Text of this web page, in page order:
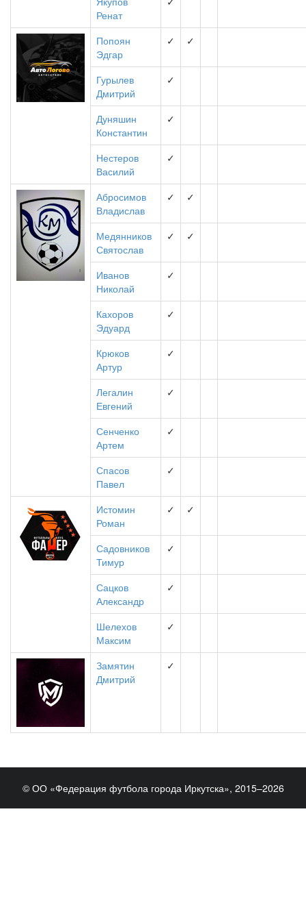
Ренат
Попоян
Эдгар
✓ ✓
Гурылев
Дмитрий
✓
Дуняшин
Константин
✓
Нестеров
Василий
✓
Абросимов
Владислав
✓ ✓
Медянников
Святослав
✓ ✓
Иванов
Николай
✓
Кахоров
Эдуард
✓
Крюков
Артур
✓
Легалин
Евгений
✓
Сенченко
Артем
✓
Спасов
Павел
✓
Истомин
Роман
✓ ✓
Садовников
Тимур
✓
Сацков
Александр
✓
Шелехов
Максим
✓
Замятин
Дмитрий
✓
© ОО «Федерация футбола города Иркутска», 2015–2026